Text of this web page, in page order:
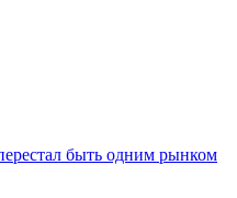
быть одним рынком